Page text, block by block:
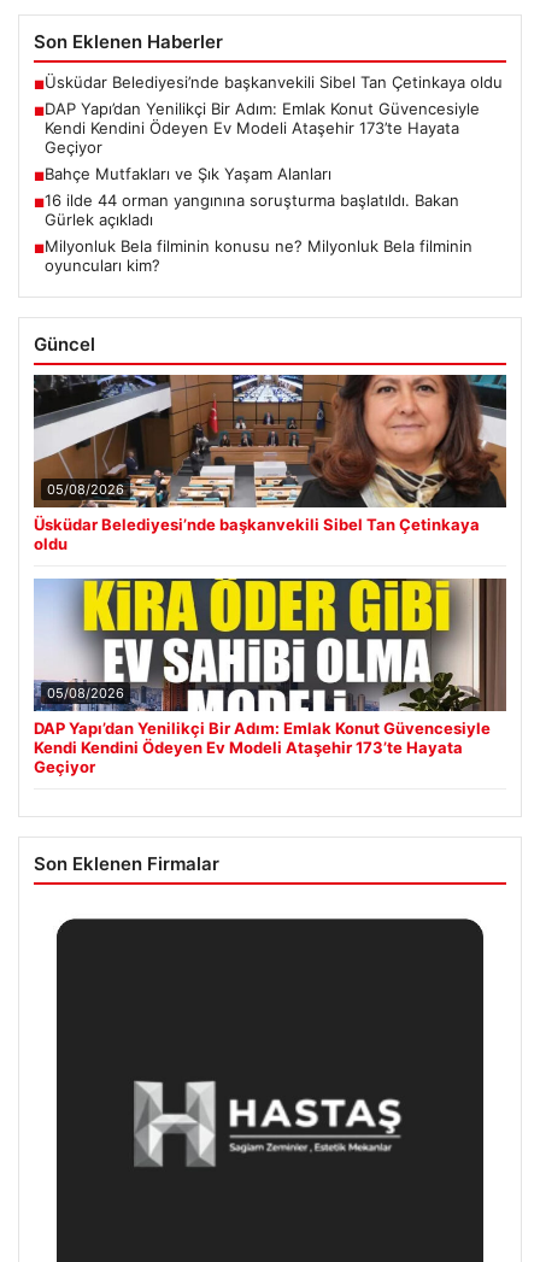
Son Eklenen Haberler
■Üsküdar Belediyesi’nde başkanvekili Sibel Tan Çetinkaya oldu
■DAP Yapı’dan Yenilikçi Bir Adım: Emlak Konut Güvencesiyle
Kendi Kendini Ödeyen Ev Modeli Ataşehir 173’te Hayata
Geçiyor
■Bahçe Mutfakları ve Şık Yaşam Alanları
■16 ilde 44 orman yangınına soruşturma başlatıldı. Bakan
Gürlek açıkladı
■Milyonluk Bela filminin konusu ne? Milyonluk Bela filminin
oyuncuları kim?
Güncel
05/08/2026
Üsküdar Belediyesi’nde başkanvekili Sibel Tan Çetinkaya
oldu
05/08/2026
DAP Yapı’dan Yenilikçi Bir Adım: Emlak Konut Güvencesiyle
Kendi Kendini Ödeyen Ev Modeli Ataşehir 173’te Hayata
Geçiyor
Son Eklenen Firmalar